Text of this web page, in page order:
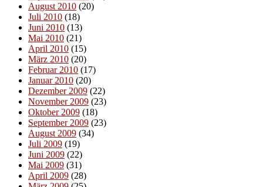
August 2010 (20)
Juli 2010 (18)
Juni 2010 (13)
Mai 2010 (21)
April 2010 (15)
März 2010 (20)
Februar 2010 (17)
Januar 2010 (20)
Dezember 2009 (22)
November 2009 (23)
Oktober 2009 (18)
September 2009 (23)
August 2009 (34)
Juli 2009 (19)
Juni 2009 (22)
Mai 2009 (31)
April 2009 (28)